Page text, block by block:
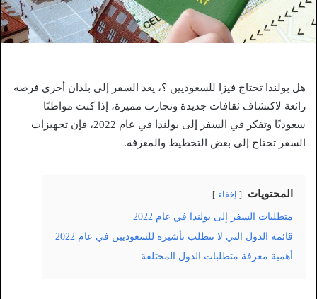
هل بولندا تحتاج فيزا للسعوديين ؟، يعد السفر إلى بلدان أخرى فرصة
رائعة لاكتشاف ثقافات جديدة وتجارب مميزة، إذا كنت مواطنًا
سعوديًا وتفكر في السفر إلى بولندا في عام 2022، فإن تجهيزات
السفر تحتاج إلى بعض التخطيط والمعرفة.
المحتويات إخفاء
متطلبات السفر إلى بولندا في عام 2022
قائمة الدول التي لا تتطلب تأشيرة للسعوديين في عام 2022
أهمية معرفة متطلبات الدول المختلفة